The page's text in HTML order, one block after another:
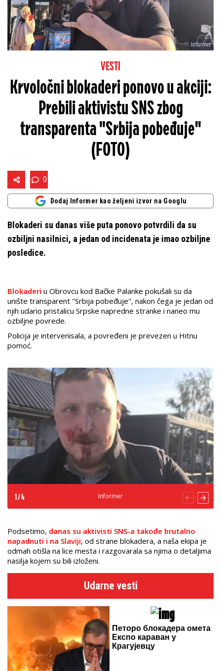
Informer
VESTI
Krvoločni blokaderi ponovo u akciji:
Prebili aktivistu SNS zbog
transparenta "Srbija pobeđuje"
(FOTO)
0
Dodaj Informer kao željeni izvor na Googlu
Blokaderi su danas više puta ponovo potvrdili da su
ozbiljni nasilnici, a jedan od incidenata je imao ozbiljne
posledice.
Blokaderi u Obrovcu kod Bačke Palanke pokušali su da
unište transparent "Srbija pobeđuje", nakon čega je jedan od
njih udario pristalicu Srpske napredne stranke i naneo mu
ozbiljne povrede.
Policija je intervenisala, a povređeni je prevezen u Hitnu
pomoć.
Informer
1 /4
Podsetimo, danas su aktivisti SNS-a takođe brutalno
napadnuti i na Slaviji, od strane blokadera, a naša ekipa je
odmah otišla na lice mesta i razgovarala sa njima o detaljima
nasilja kojem su bili izloženi.
Udarne vesti
Петоро блокадера омета
Експо караван у
Крагујевцу